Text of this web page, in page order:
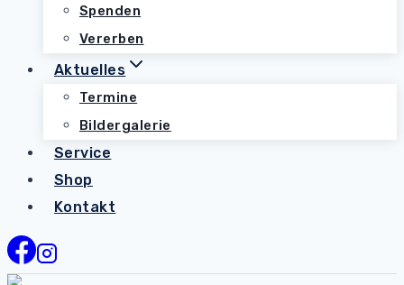
Spenden
Vererben
Aktuelles
Termine
Bildergalerie
Service
Shop
Kontakt